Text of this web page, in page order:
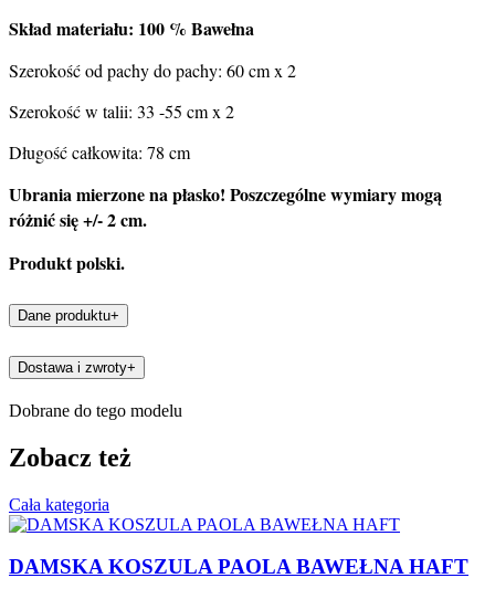
Skład materiału: 100 % Bawełna
Szerokość od pachy do pachy: 60 cm x 2
Szerokość w talii: 33 -55 cm x 2
Długość całkowita: 78 cm
Ubrania mierzone na płasko! Poszczególne wymiary mogą
różnić się +/- 2 cm.
Produktpolski.
Dane produktu+
Dostawa i zwroty+
Dobrane do tego modelu
Zobacz też
Cała kategoria
DAMSKA KOSZULA PAOLA BAWEŁNA HAFT